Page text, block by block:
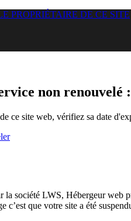
PROPRIÉTAIRE DE CE SITE
non renouvelé :
ce site web, vérifiez sa date
la société LWS, Hébergeur
c’est que votre site a été